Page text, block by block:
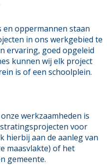
en oppermannen staan
in ons werkgebied te
ervaring, goed opgeleid
kunnen wij elk project
is of een schoolplein.
werkzaamheden is
voor
hierbij aan de aanleg van
maasvlakte) of het
gemeente.